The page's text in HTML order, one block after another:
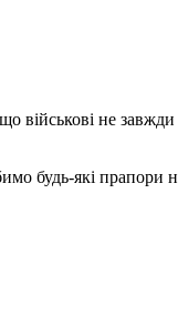
не
будь-які прапори